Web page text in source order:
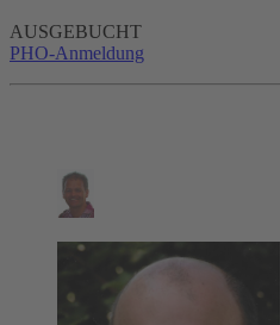
AUSGEBUCHT
PHO-Anmeldung